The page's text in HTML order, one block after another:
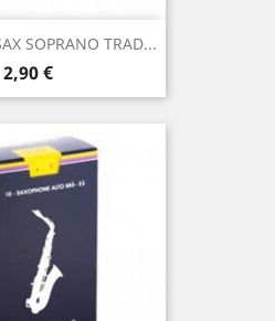
SOPRANO TRAD...
Τιμή
2,90 €